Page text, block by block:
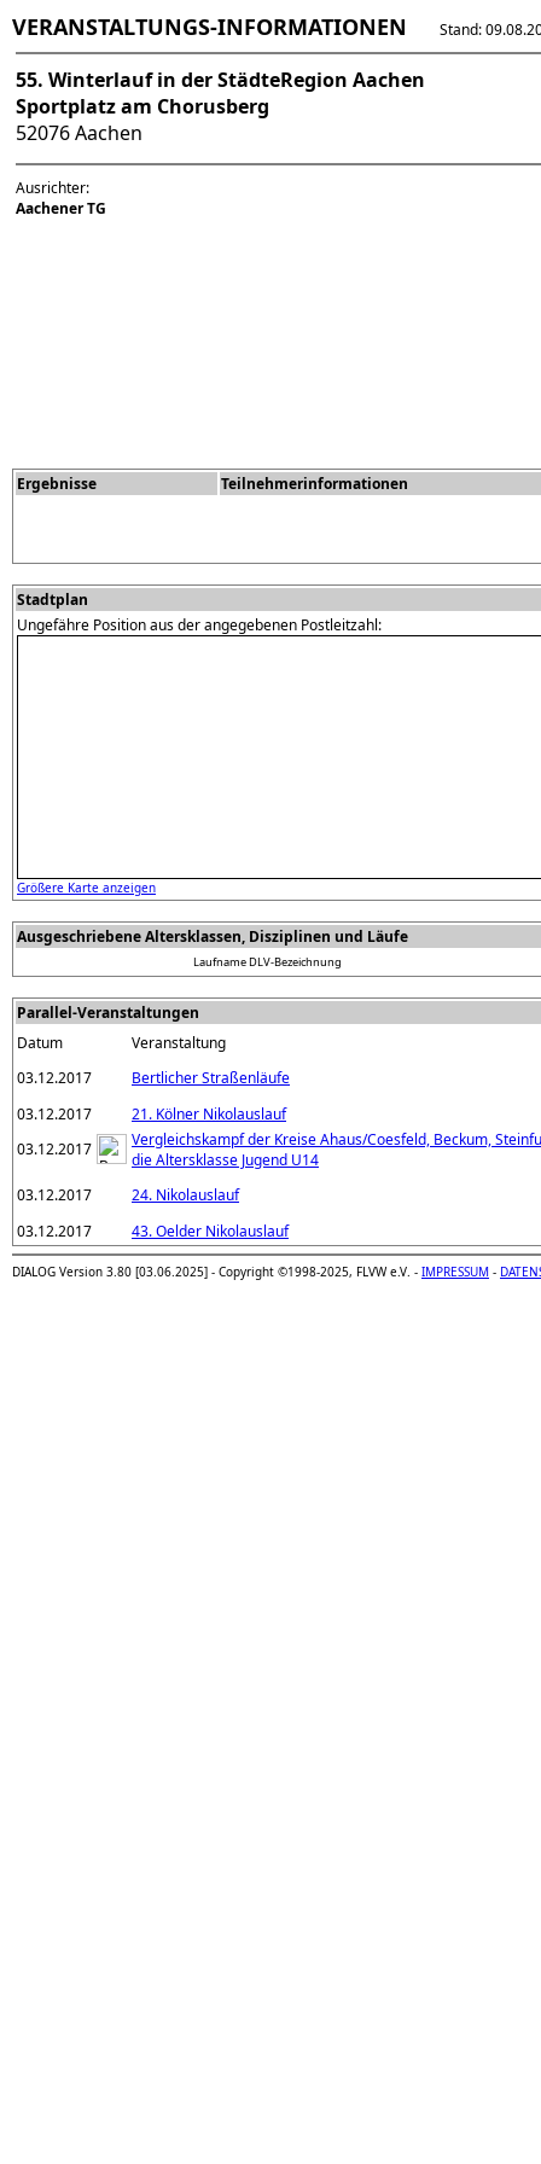
VERANSTALTUNGS-INFORMATIONEN Stand:
55. Winterlauf in der StädteRegion Aachen
Sportplatz am Chorusberg
52076 Aachen
Ausrichter:
Aachener TG
Ergebnisse Teilnehmerinformationen
Stadtplan
Ungefähre Position aus der angegebenen Postleitzahl:
Größere Karte anzeigen
Ausgeschriebene Altersklassen, Disziplinen und Läufe
LaufnameDLV-Bezeichnung
Parallel-Veranstaltungen
Datum
Veranstaltung
03.12.2017
Bertlicher Straßenläufe
03.12.2017
21. Kölner Nikolauslauf
03.12.2017
Vergleichskampf der Kreise Ahaus/Coesfeld, Beckum,
die Altersklasse Jugend U14
03.12.2017
24. Nikolauslauf
03.12.2017
43. Oelder Nikolauslauf
DIALOG Version 3.80 [03.06.2025] - Copyright ©1998-2025, FLVW e.V. - IMPRESSUM -